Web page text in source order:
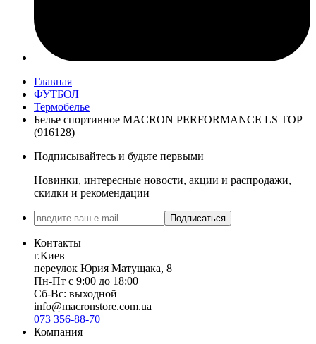
Главная
ФУТБОЛ
Термобелье
Белье спортивное MACRON PERFORMANCE LS TOP
(916128)
Подписывайтесь и будьте первыми
Новинки, интересные новости, акции и распродажи,
скидки и рекомендации
Подписаться
Контакты
г.Киев
переулок Юрия Матущака, 8
Пн-Пт с 9:00 до 18:00
Сб-Вс: выходной
info@macronstore.com.ua
073 356-88-70
Компания